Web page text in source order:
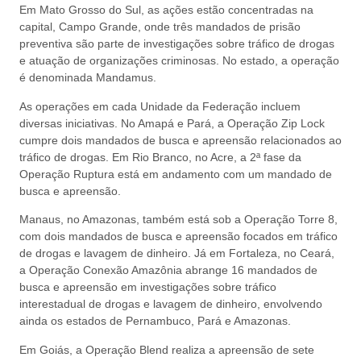
Em Mato Grosso do Sul, as ações estão concentradas na
capital, Campo Grande, onde três mandados de prisão
preventiva são parte de investigações sobre tráfico de drogas
e atuação de organizações criminosas. No estado, a operação
é denominada Mandamus.
As operações em cada Unidade da Federação incluem
diversas iniciativas. No Amapá e Pará, a Operação Zip Lock
cumpre dois mandados de busca e apreensão relacionados ao
tráfico de drogas. Em Rio Branco, no Acre, a 2ª fase da
Operação Ruptura está em andamento com um mandado de
busca e apreensão.
Manaus, no Amazonas, também está sob a Operação Torre 8,
com dois mandados de busca e apreensão focados em tráfico
de drogas e lavagem de dinheiro. Já em Fortaleza, no Ceará,
a Operação Conexão Amazônia abrange 16 mandados de
busca e apreensão em investigações sobre tráfico
interestadual de drogas e lavagem de dinheiro, envolvendo
ainda os estados de Pernambuco, Pará e Amazonas.
Em Goiás, a Operação Blend realiza a apreensão de sete